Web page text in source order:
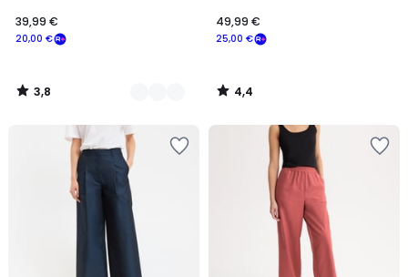
20,00 €
39,99 €
3,8
/
25,00 €
49,99 €
4,4
/